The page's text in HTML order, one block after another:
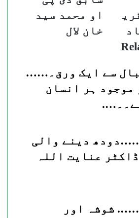
اکھاڑ
کر
دیا
سابق
سید
خان
او محمد سید
خان لال
سے ایک ورق۔……
موجود ہر انسان
دینے والی
عنایت اللہ
شوشہ اور